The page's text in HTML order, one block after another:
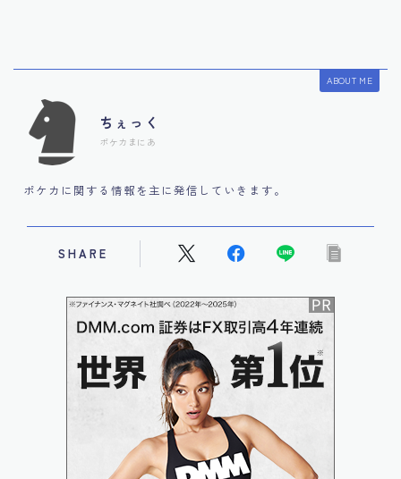
ABOUT ME
ちぇっく
ポケカまにあ
ポケカに関する情報を主に発信していきます。
SHARE